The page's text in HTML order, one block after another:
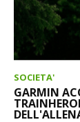
SOCIETA'
GARMIN